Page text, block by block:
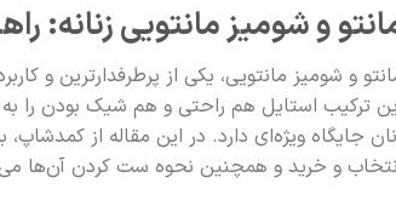
و شومیز مانتویی زنانه:
و شومیز مانتویی، یکی از پرطرفدارترین و
ترکیب استایل هم راحتی و هم شیک بودن را
جایگاه ویژه‌ای دارد. در این مقاله از
و خرید و همچنین نحوه ست کردن آن‌ها